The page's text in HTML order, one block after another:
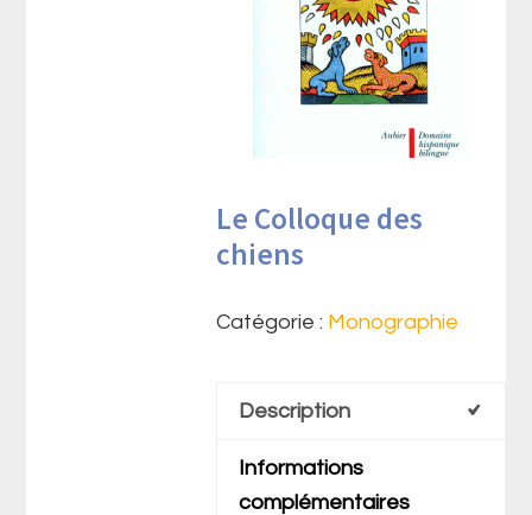
Le Colloque des
chiens
Catégorie : Monographie
Description
Informations
complémentaires